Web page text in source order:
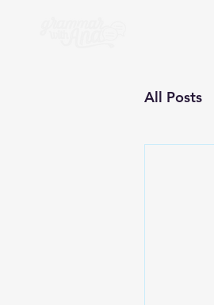
All Posts